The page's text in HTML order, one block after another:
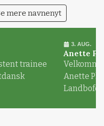
mere navnenyt
trainee
3. AUG.
Anette
Anette